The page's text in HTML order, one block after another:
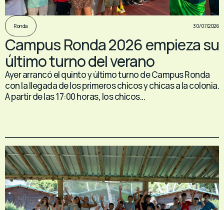
Ronda 30/07/2026
Campus Ronda 2026 empieza su
último turno del verano
Ayer arrancó el quinto y último turno de Campus Ronda
con la llegada de los primeros chicos y chicas a la colonia.
A partir de las 17:00 horas, los chicos...